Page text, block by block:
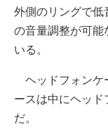
外側のリングで低
の音量調整が可能
いる。
ヘッドフォンケ
ースは中にヘッ
だ。